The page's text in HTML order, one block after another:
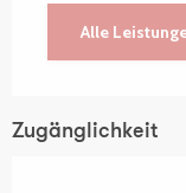
Alle
Zugänglichkeit